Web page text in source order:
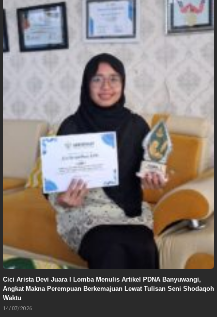
Cici Arista Devi Juara I Lomba Menulis Artikel PDNA Banyuwangi,
Angkat Makna Perempuan Berkemajuan Lewat Tulisan Seni Shodaqoh
Waktu
14/07/2026